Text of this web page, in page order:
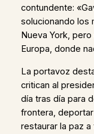
contundente:
solucionando los
Nueva York,
Europa, donde
La portavoz
critican al
día tras día para
frontera,
restaurar la paz